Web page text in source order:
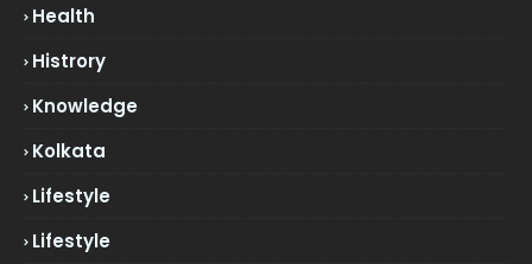
Health
Histrory
Knowledge
Kolkata
Lifestyle
Lifestyle